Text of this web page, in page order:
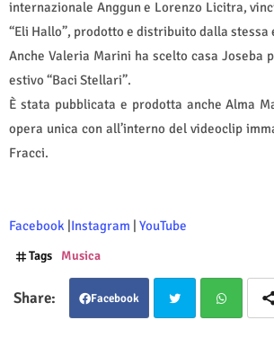
internazionale Anggun e Lorenzo Licitra,
“Eli Hallo”, prodotto e distribuito dalla
Anche Valeria Marini ha scelto casa Joseba
estivo “Baci Stellari”.
È stata pubblicata e prodotta anche Alma
opera unica con all’interno del videoclip
Fracci.
Facebook |Instagram | YouTube
Tags Musica
Facebook